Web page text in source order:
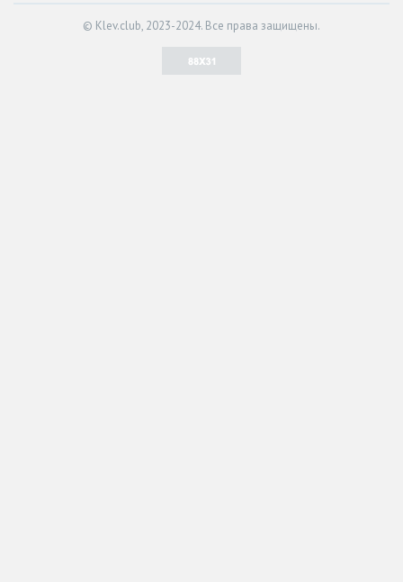
© Klev.club, 2023-2024. Все права защищены.